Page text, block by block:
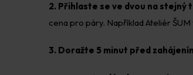
2. Přihlaste se ve dvou na stejný
cena pro páry. Například Ateliér
3. Doražte 5 minut před